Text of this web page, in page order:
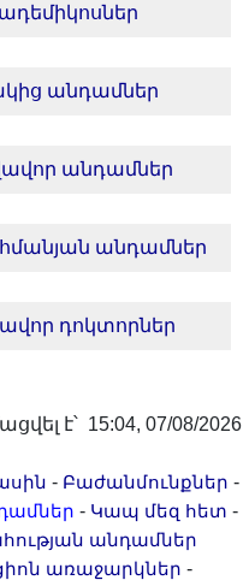
անդամներ
անդամներ
անդամներ
դոկտորներ
է՝ 15:04, 07/08/2026
- Բաժանմունքներ -
- Կապ մեզ հետ -
անդամներ
առաջարկներ -